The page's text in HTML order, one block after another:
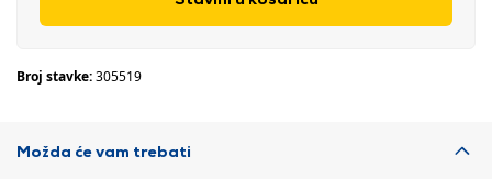
Broj stavke:305519
Možda će vam trebati